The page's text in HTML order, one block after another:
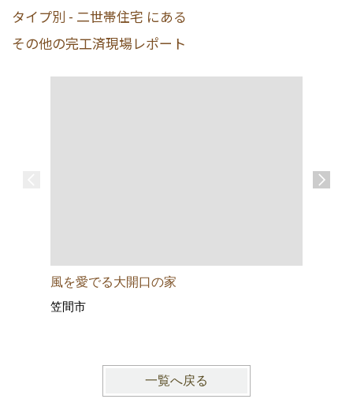
タイプ別 - 二世帯住宅 にある
その他の完工済現場レポート
風を愛でる大開口の家
笠間市
一覧へ戻る